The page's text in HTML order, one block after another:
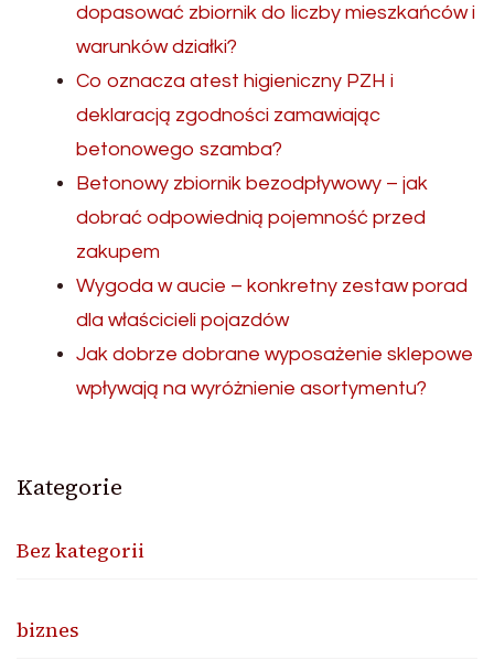
dopasować zbiornik do liczby mieszkańców i
warunków działki?
Co oznacza atest higieniczny PZH i
deklaracją zgodności zamawiając
betonowego szamba?
Betonowy zbiornik bezodpływowy – jak
dobrać odpowiednią pojemność przed
zakupem
Wygoda w aucie – konkretny zestaw porad
dla właścicieli pojazdów
Jak dobrze dobrane wyposażenie sklepowe
wpływają na wyróżnienie asortymentu?
Kategorie
Bez kategorii
biznes